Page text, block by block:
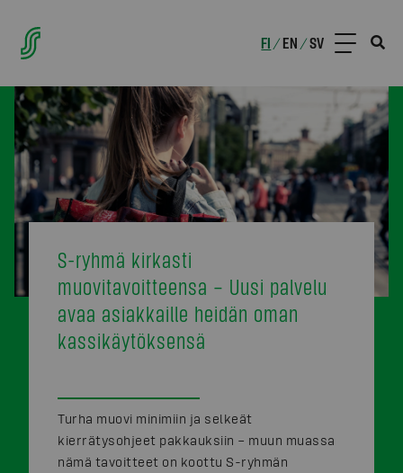
FI /EN /SV
S-ryhmä kirkasti
muovitavoitteensa – Uusi palvelu
avaa asiakkaille heidän oman
kassikäytöksensä
Turha muovi minimiin ja selkeät
kierrätysohjeet pakkauksiin – muun muassa
nämä tavoitteet on koottu S-ryhmän